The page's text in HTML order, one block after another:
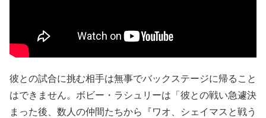
彼との試合に挑む相手は無事でバックステージに帰ること
はできません。ボビー・ラシュリーは「彼との戦い急遽決
まった後、数人の仲間たちから『ワオ、シェイマスと戦う